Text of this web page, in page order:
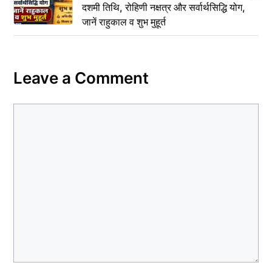
दशमी तिथि, रोहिणी नक्षत्र और सर्वार्थसिद्धि योग,
जानें राहुकाल व शुभ मुहूर्त
Leave a Comment